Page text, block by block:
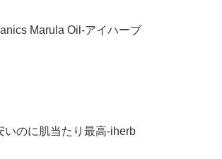
Marula Oil-アイハーブ
いのに肌当たり最高-iherb